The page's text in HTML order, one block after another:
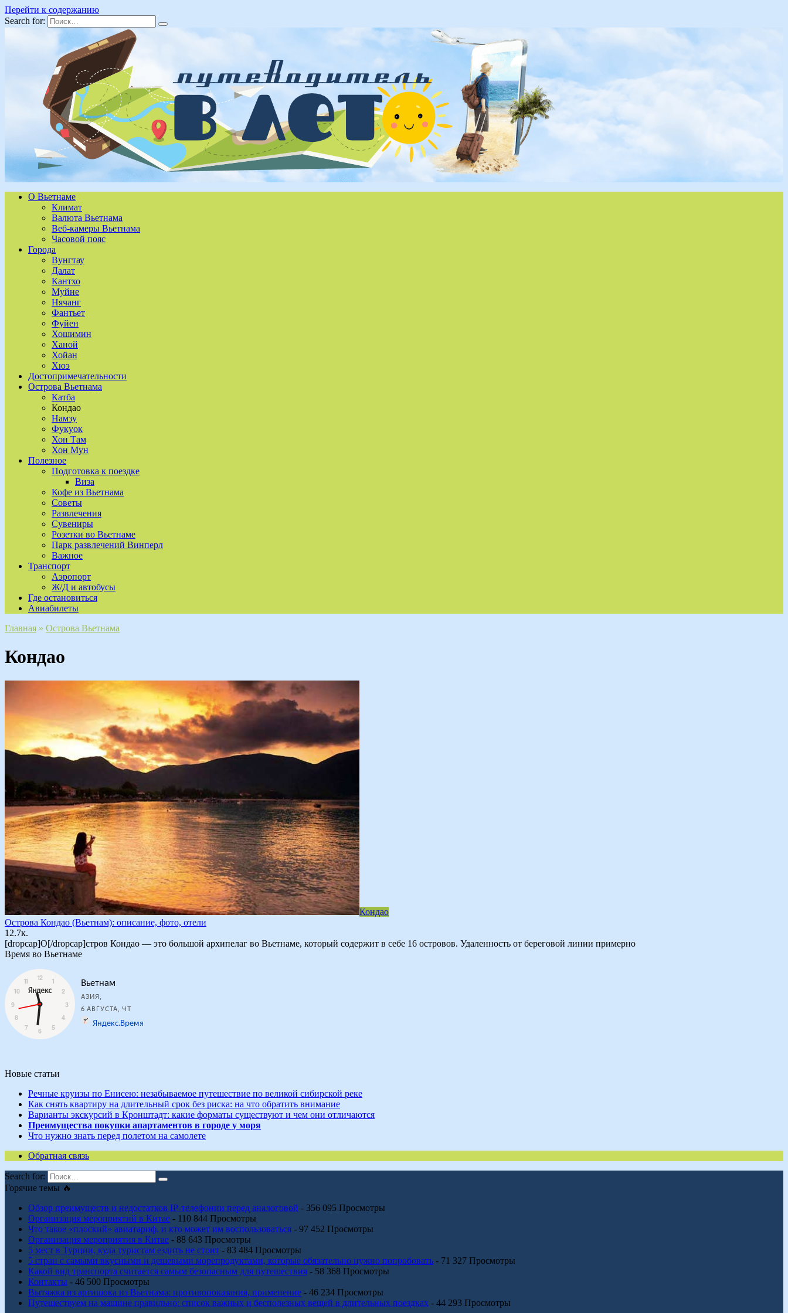
Перейти к содержанию
Search for:
О Вьетнаме
Климат
Валюта Вьетнама
Веб-камеры Вьетнама
Часовой пояс
Города
Вунгтау
Далат
Кантхо
Муйне
Нячанг
Фантьет
Фуйен
Хошимин
Ханой
Хойан
Хюэ
Достопримечательности
Острова Вьетнама
Катба
Кондао
Намзу
Фукуок
Хон Там
Хон Мун
Полезное
Подготовка к поездке
Виза
Кофе из Вьетнама
Советы
Развлечения
Сувениры
Розетки во Вьетнаме
Парк развлечений Винперл
Важное
Транспорт
Аэропорт
Ж/Д и автобусы
Где остановиться
Авиабилеты
Главная » Острова Вьетнама
Кондао
Кондао
Острова Кондао (Вьетнам): описание, фото, отели
1 2.7к.
[dropcap]О[/dropcap]стров Кондао — это большой архипелаг во Вьетнаме, который содержит в себе 16 островов. Удаленность от береговой линии примерно
Время во Вьетнаме
Новые статьи
Речные круизы по Енисею: незабываемое путешествие по великой сибирской реке
Как снять квартиру на длительный срок без риска: на что обратить внимание
Варианты экскурсий в Кронштадт: какие форматы существуют и чем они отличаются
Преимущества покупки апартаментов в городе у моря
Что нужно знать перед полетом на самолете
Обратная связь
Search for:
Горячие темы 🔥
Обзор преимуществ и недостатков IP-телефонии перед аналоговой - 356 095 Просмотры
Организация мероприятий в Китае - 110 844 Просмотры
Что такое «плоский» авиатариф, и кто может им воспользоваться - 97 452 Просмотры
Организация мероприятия в Китае - 88 643 Просмотры
5 мест в Турции, куда туристам ездить не стоит - 83 484 Просмотры
5 стран с самыми вкусными и дешевыми морепродуктами, которые обязательно нужно попробовать - 71 327 Просмотры
Какой вид транспорта считается самым безопасным для путешествия - 58 368 Просмотры
Контакты - 46 500 Просмотры
Вытяжка из артишока из Вьетнама: противопоказания, применение - 46 234 Просмотры
Путешествуем на машине правильно: список важных и бесполезных вещей в длительных поездках - 44 293 Просмотры